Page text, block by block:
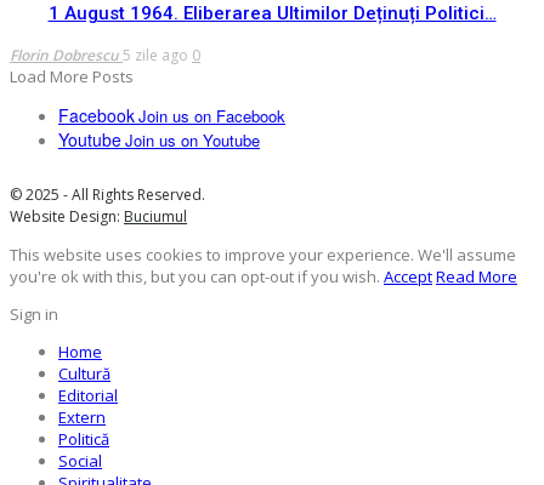
1 August 1964. Eliberarea Ultimilor Deținuți Politici…
Florin Dobrescu5 zile ago 0
Load More Posts
FacebookJoin us on Facebook
YoutubeJoin us on Youtube
© 2025 - All Rights Reserved.
Website Design: Buciumul
This website uses cookies to improve your experience. We'll assume
you're ok with this, but you can opt-out if you wish. AcceptRead More
Sign in
Home
Cultură
Editorial
Extern
Politică
Social